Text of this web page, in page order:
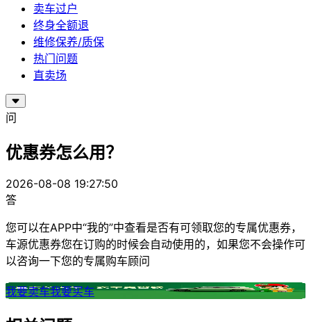
卖车过户
终身全额退
维修保养/质保
热门问题
直卖场
问
优惠券怎么用？
2026-08-08 19:27:50
答
您可以在APP中“我的”中查看是否有可领取您的专属优惠券，
车源优惠券您在订购的时候会自动使用的，如果您不会操作可
以咨询一下您的专属购车顾问
我要卖车我要买车